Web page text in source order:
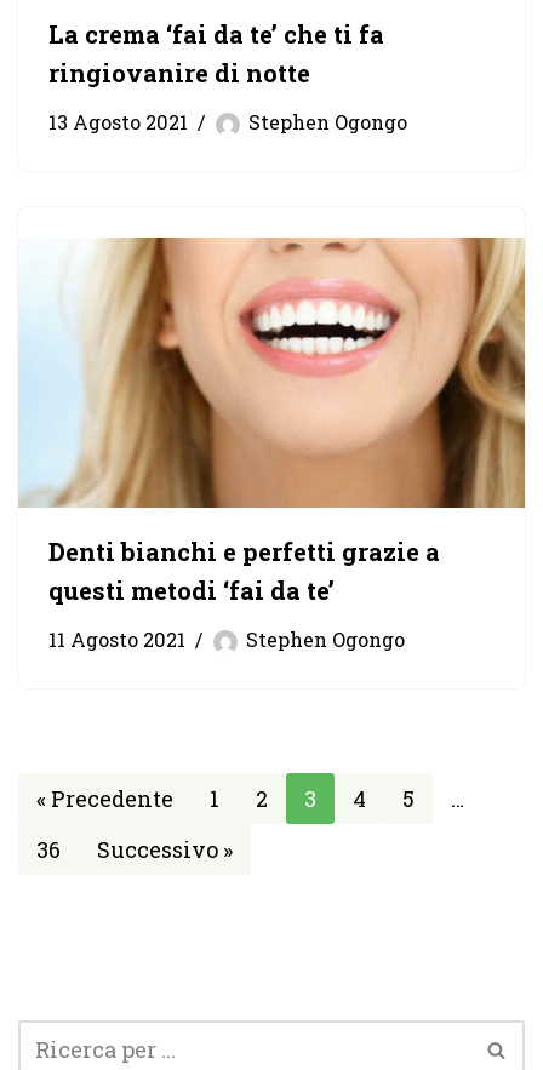
La crema ‘fai da te’ che ti fa
ringiovanire di notte
13 Agosto 2021 Stephen Ogongo
Denti bianchi e perfetti grazie a
questi metodi ‘fai da te’
11 Agosto 2021 Stephen Ogongo
« Precedente 1 2 3 4 5
…
36
Successivo »